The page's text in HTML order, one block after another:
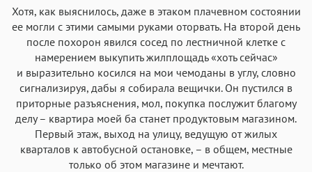
Хотя, как выяснилось, даже в этаком плачевном состоянии
ее могли с этими самыми руками оторвать. На второй день
после похорон явился сосед по лестничной клетке с
намерением выкупить жилплощадь «хоть сейчас»
и выразительно косился на мои чемоданы в углу, словно
сигнализируя, дабы я собирала вещички. Он пустился в
приторные разъяснения, мол, покупка послужит благому
делу – квартира моей ба станет продуктовым магазином.
Первый этаж, выход на улицу, ведущую от жилых
кварталов к автобусной остановке, – в общем, местные
только об этом магазине и мечтают.